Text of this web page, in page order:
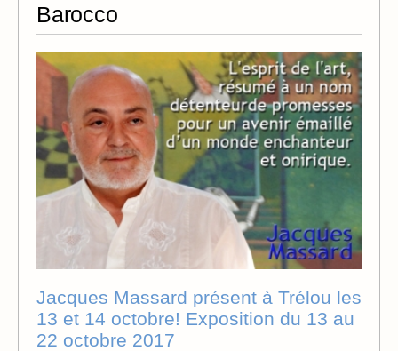
Barocco
Jacques Massard présent à Trélou les
13 et 14 octobre! Exposition du 13 au
22 octobre 2017